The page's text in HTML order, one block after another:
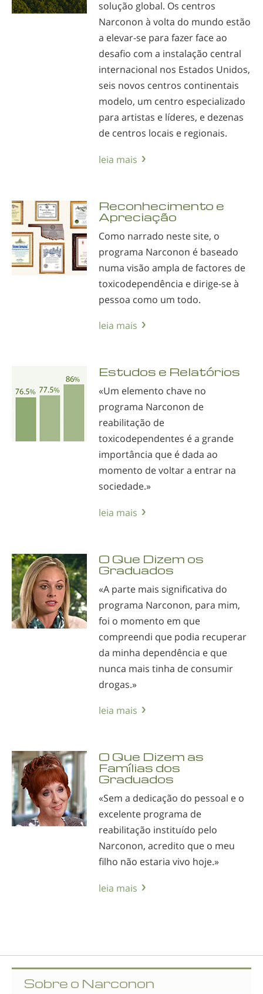
solução global. Os centros
Narconon à volta do mundo estão
a elevar-se para fazer face ao
desafio com a instalação central
internacional nos Estados Unidos,
seis novos centros continentais
modelo, um centro especializado
para artistas e líderes, e dezenas
de centros locais e regionais.
leia mais
Reconhecimento e
Apreciação
Como narrado neste site, o
programa Narconon é baseado
numa visão ampla de factores de
toxicodependência e dirige-seà
pessoa como um todo.
leia mais
Estudos e Relatórios
«Um elemento chave no
programa Narconon de
reabilitação de
toxicodependentes é a grande
importância que é dada ao
momento de voltar a entrar na
sociedade.»
leia mais
O Que Dizem os
Graduados
«A parte mais significativa do
programa Narconon, para mim,
foi o momento em que
compreendi que podia recuperar
da minha dependência e que
nunca mais tinha de consumir
drogas.»
leia mais
O Que Dizem as
Famílias dos
Graduados
«Sem a dedicação do pessoal e o
excelente programa de
reabilitação instituído pelo
Narconon, acredito que o meu
filho não estaria vivo hoje.»
leia mais
Sobre o Narconon